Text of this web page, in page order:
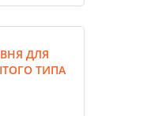
ДЛЯ
ТИПА